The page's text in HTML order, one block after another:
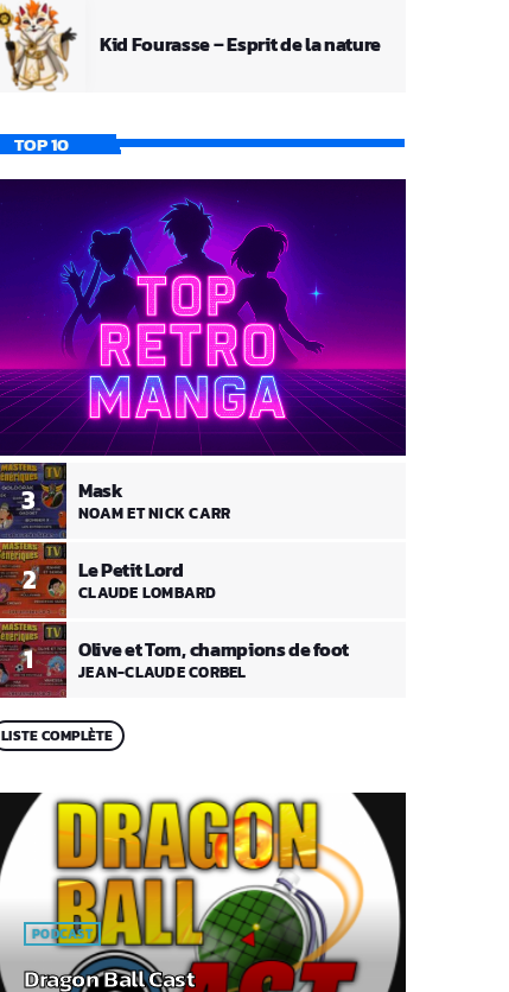
Kid Fourasse – Esprit de la nature
TOP 10
1 Olive et Tom, champions de foot
JEAN-CLAUDE CORBEL
2 Le Petit Lord
CLAUDE LOMBARD
3 Mask
NOAM ET NICK CARR
LISTE COMPLÈTE
PODCAST
Dragon Ball Cast